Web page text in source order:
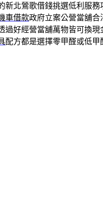
新北鶯歌借錢挑選低利服務
車借款政府立案公營當舖合
過好經營當舖萬物皆可換現
配方都是選擇零甲醛或低甲